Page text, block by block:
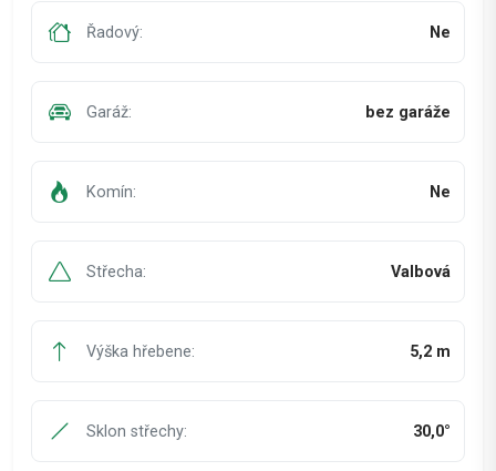
Řadový: Ne
Garáž: bez garáže
Komín: Ne
Střecha: Valbová
Výška hřebene: 5,2 m
Sklon střechy: 30,0°